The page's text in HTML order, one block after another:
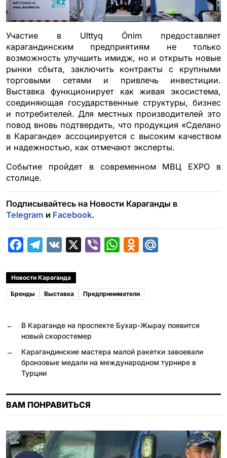
Участие в Ulttyq Ónim предоставляет
карагандинским предприятиям не только
возможность улучшить имидж, но и открыть новые
рынки сбыта, заключить контракты с крупными
торговыми сетями и привлечь инвестиции.
Выставка функционирует как живая экосистема,
соединяющая государственные структуры, бизнес
и потребителей. Для местных производителей это
повод вновь подтвердить, что продукция «Сделано
в Караганде» ассоциируется с высоким качеством
и надежностью, как отмечают эксперты.
Событие пройдет в современном МВЦ EXPO в
столице.
Подписывайтесь на Новости Караганды в
Telegram и Facebook.
c
e
o
o
k
l
e
a
m
e
W
t
A
p
o
s
s
i
k
Новости Караганда
Бренды Выставка Предприниматели
←
В Караганде на проспекте Бухар-Жырау появится
новый скоростемер
→
Карагандинские мастера малой ракетки завоевали
бронзовые медали на международном турнире в
Турции
ВАМ ПОНРАВИТЬСЯ